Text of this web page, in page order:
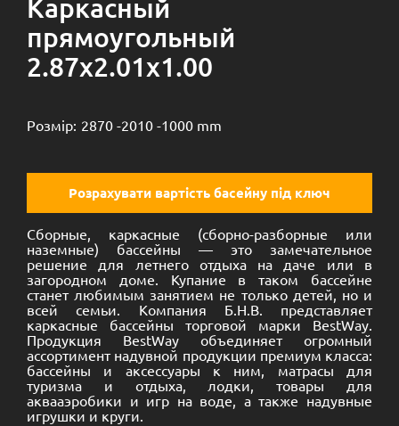
Каркасный
прямоугольный
2.87х2.01х1.00
Розмір: 2870 -2010 -1000 mm
Розрахувати вартість басейну під ключ
Сборные, каркасные (сборно-разборные или
наземные) бассейны — это замечательное
решение для летнего отдыха на даче или в
загородном доме. Купание в таком бассейне
станет любимым занятием не только детей, но и
всей семьи. Компания Б.Н.В. представляет
каркасные бассейны торговой марки BestWay.
Продукция BestWay объединяет огромный
ассортимент надувной продукции премиум класса:
бассейны и аксессуары к ним, матрасы для
туризма и отдыха, лодки, товары для
аквааэробики и игр на воде, а также надувные
игрушки и круги.